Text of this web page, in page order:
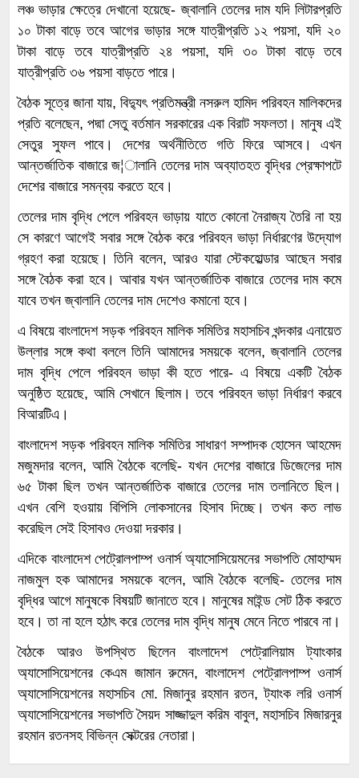
লঞ্চ ভাড়ার ক্ষেত্রে দেখানো হয়েছে- জ্বালানি তেলের দাম যদি লিটারপ্রতি
১০ টাকা বাড়ে তবে আগের ভাড়ার সঙ্গে যাত্রীপ্রতি ১২ পয়সা, যদি ২০
টাকা বাড়ে তবে যাত্রীপ্রতি ২৪ পয়সা, যদি ৩০ টাকা বাড়ে তবে
যাত্রীপ্রতি ৩৬ পয়সা বাড়তে পারে।
বৈঠক সূত্রে জানা যায়, বিদ্যুৎ প্রতিমন্ত্রী নসরুল হামিদ পরিবহন মালিকদের
প্রতি বলেছেন, পদ্মা সেতু বর্তমান সরকারের এক বিরাট সফলতা। মানুষ এই
সেতুর সুফল পাবে। দেশের অর্থনীতিতে গতি ফিরে আসবে। এখন
আন্তর্জাতিক বাজারে জ¦ালানি তেলের দাম অব্যাতহত বৃদ্ধির প্রেক্ষাপটে
দেশের বাজারে সমন্বয় করতে হবে।
তেলের দাম বৃদ্ধি পেলে পরিবহন ভাড়ায় যাতে কোনো নৈরাজ্য তৈরি না হয়
সে কারণে আগেই সবার সঙ্গে বৈঠক করে পরিবহন ভাড়া নির্ধারণের উদ্যোগ
গ্রহণ করা হয়েছে। তিনি বলেন, আরও যারা স্টেকহোল্ডার আছেন সবার
সঙ্গে বৈঠক করা হবে। আবার যখন আন্তর্জাতিক বাজারে তেলের দাম কমে
যাবে তখন জ্বালানি তেলের দাম দেশেও কমানো হবে।
এ বিষয়ে বাংলাদেশ সড়ক পরিবহন মালিক সমিতির মহাসচিব খন্দকার এনায়েত
উল্লার সঙ্গে কথা বললে তিনি আমাদের সময়কে বলেন, জ্বালানি তেলের
দাম বৃদ্ধি পেলে পরিবহন ভাড়া কী হতে পারে- এ বিষয়ে একটি বৈঠক
অনুষ্ঠিত হয়েছে, আমি সেখানে ছিলাম। তবে পরিবহন ভাড়া নির্ধারণ করবে
বিআরটিএ।
বাংলাদেশ সড়ক পরিবহন মালিক সমিতির সাধারণ সম্পাদক হোসেন আহমেদ
মজুমদার বলেন, আমি বৈঠকে বলেছি- যখন দেশের বাজারে ডিজেলের দাম
৬৫ টাকা ছিল তখন আন্তর্জাতিক বাজারে তেলের দাম তলানিতে ছিল।
এখন বেশি হওয়ায় বিপিসি লোকসানের হিসাব দিচ্ছে। তখন কত লাভ
করেছিল সেই হিসাবও দেওয়া দরকার।
এদিকে বাংলাদেশ পেট্রোলপাম্প ওনার্স অ্যাসোসিয়েমনের সভাপতি মোহাম্মদ
নাজমুল হক আমাদের সময়কে বলেন, আমি বৈঠকে বলেছি- তেলের দাম
বৃদ্ধির আগে মানুষকে বিষয়টি জানাতে হবে। মানুষের মাইন্ড সেট ঠিক করতে
হবে। তা না হলে হঠাৎ করে তেলের দাম বৃদ্ধি মানুষ মেনে নিতে পারবে না।
বৈঠকে আরও উপস্থিত ছিলেন বাংলাদেশ পেট্রোলিয়াম ট্যাংকার
অ্যাসোসিয়েশনের কেএম জামান রুমেন, বাংলাদেশ পেট্রোলপাম্প ওনার্স
অ্যাসোসিয়েশনের মহাসচিব মো. মিজানুর রহমান রতন, ট্যাংক লরি ওনার্স
অ্যাসোসিয়েশনের সভাপতি সৈয়দ সাজ্জাদুল করিম বাবুল, মহাসচিব মিজারনুর
রহমান রতনসহ বিভিন্ন সেক্টরের নেতারা।